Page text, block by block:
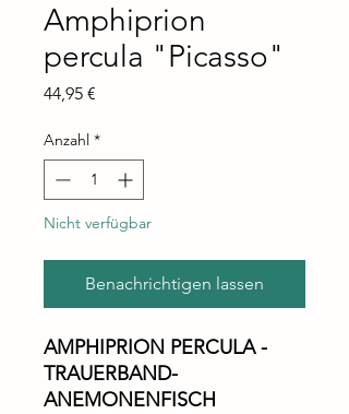
Amphiprion
percula "Picasso"
44,95 €
Anzahl *
Nicht verfügbar
Benachrichtigen lassen
AMPHIPRION PERCULA -
TRAUERBAND-
ANEMONENFISCH